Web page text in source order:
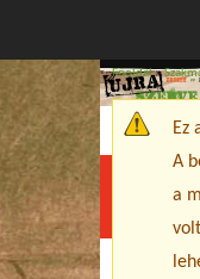
Menu
Jelenlegi
Főoldal»
Ez
A
a